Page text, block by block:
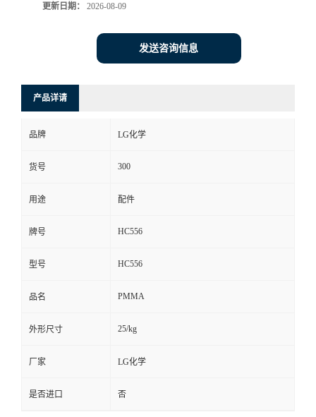
更新日期： 2026-08-09
发送咨询信息
产品详请
品牌 LG化学
货号 300
用途 配件
牌号 HC556
型号 HC556
品名 PMMA
外形尺寸 25/kg
厂家 LG化学
是否进口 否